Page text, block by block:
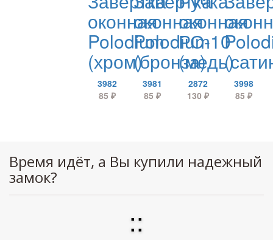
оконная
Polodium
(хром)
3982
85 ₽
оконная
Polodium
(бронза)
3981
85₽
оконная
РО-10
(медь)
2872
130₽
3998
85 ₽
Время идёт, а Вы купили надежный
замок?
::